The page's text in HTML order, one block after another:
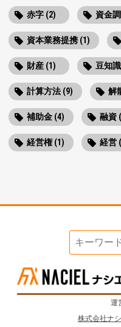
赤字 (2) 資金
資本業務提携 (1)
財産 (1) 豆知
計算方法 (9) 解
補助金 (4) 融資
経営権 (1) 経営
運
株式会社ナ